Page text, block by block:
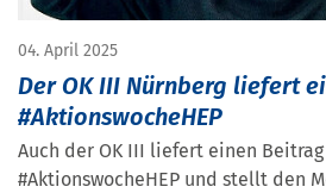
04. April 2025
Der OK III Nürnberg liefert
#AktionswocheHEP
Auch der OK III liefert einen
#AktionswocheHEP und stellt den